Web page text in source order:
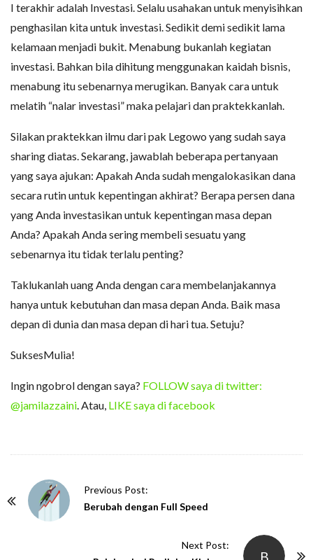
I terakhir adalah Investasi. Selalu usahakan untuk menyisihkan
penghasilan kita untuk investasi. Sedikit demi sedikit lama
kelamaan menjadi bukit. Menabung bukanlah kegiatan
investasi. Bahkan bila dihitung menggunakan kaidah bisnis,
menabung itu sebenarnya merugikan. Banyak cara untuk
melatih “nalar investasi” maka pelajari dan praktekkanlah.
Silakan praktekkan ilmu dari pak Legowo yang sudah saya
sharing diatas. Sekarang, jawablah beberapa pertanyaan
yang saya ajukan: Apakah Anda sudah mengalokasikan dana
secara rutin untuk kepentingan akhirat? Berapa persen dana
yang Anda investasikan untuk kepentingan masa depan
Anda? Apakah Anda sering membeli sesuatu yang
sebenarnya itu tidak terlalu penting?
Taklukanlah uang Anda dengan cara membelanjakannya
hanya untuk kebutuhan dan masa depan Anda. Baik masa
depan di dunia dan masa depan di hari tua. Setuju?
SuksesMulia!
Ingin ngobrol dengan saya? FOLLOW saya di twitter:
@jamilazzaini. Atau, LIKE saya di facebook
Previous Post:
Berubah dengan Full Speed
Next Post: